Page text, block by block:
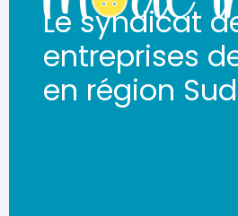
Le syndicat
entreprises
en région Sud